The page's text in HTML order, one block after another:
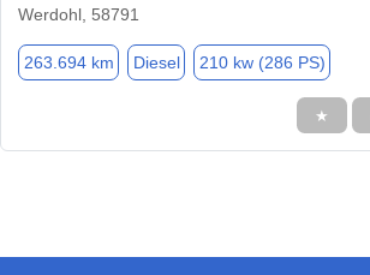
Werdohl, 58791
263.694 km Diesel 210 kw (286 PS)
★